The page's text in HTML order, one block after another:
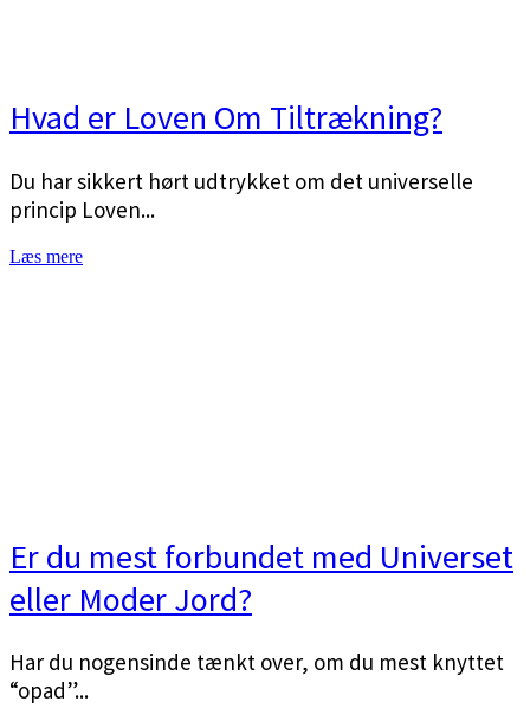
Hvad er Loven Om Tiltrækning?
Du har sikkert hørt udtrykket om det universelle
princip Loven...
Læs mere
Er du mest forbundet med Universet
eller Moder Jord?
Har du nogensinde tænkt over, om du mest knyttet
“opad”...